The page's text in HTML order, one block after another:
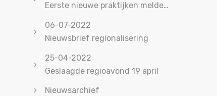
Eerste nieuwe praktijken melden zich aan!
06-07-2022
Nieuwsbrief regionalisering
25-04-2022
Geslaagde regioavond 19 april
Nieuwsarchief